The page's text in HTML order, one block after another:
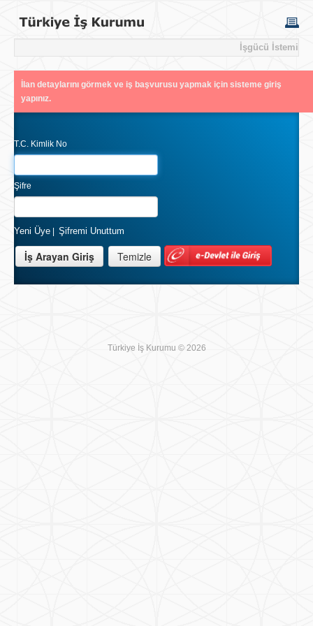
İşgücü İstemi
İlan detaylarını görmek ve iş başvurusu yapmak için sisteme giriş
yapınız.
T.C. Kimlik No
Şifre
Yeni Üye Şifremi Unuttum
Türkiye İş Kurumu © 2026